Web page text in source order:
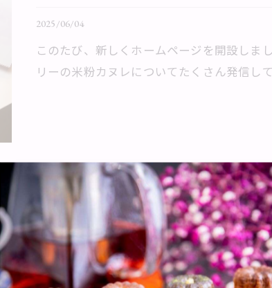
2025/06/04
このたび、新しくホームページを開設しま
リーの米粉カヌレについてたくさん発信し